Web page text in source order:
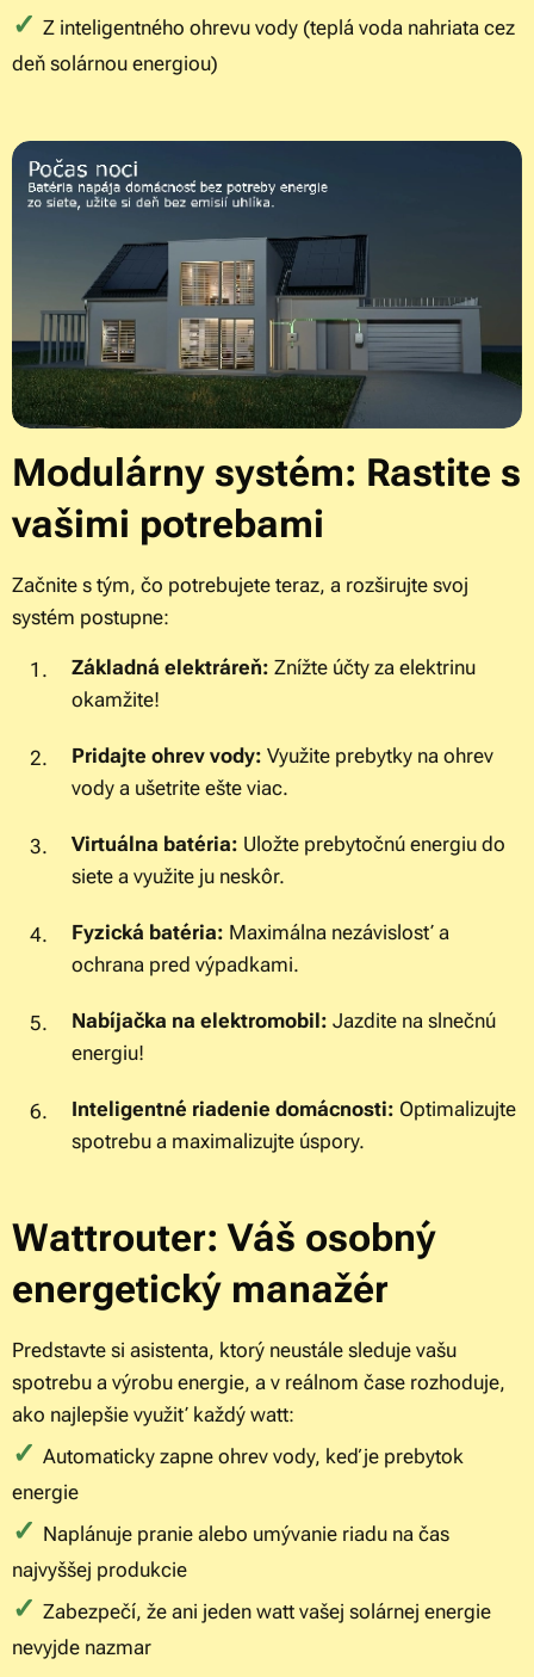
✓ Z inteligentného ohrevu vody (teplá voda nahriata cez
deň solárnou energiou)
Modulárny systém: Rastite s
vašimi potrebami
Začnite s tým, čo potrebujete teraz, a rozširujte svoj
systém postupne:
Základná elektráreň: Znížte účty za elektrinu
okamžite!
Pridajte ohrev vody: Využite prebytky na ohrev
vody a ušetrite ešte viac.
Virtuálna batéria: Uložte prebytočnú energiu do
siete a využite ju neskôr.
Fyzická batéria: Maximálna nezávislosť a
ochrana pred výpadkami.
Nabíjačka na elektromobil: Jazdite na slnečnú
energiu!
Inteligentné riadenie domácnosti: Optimalizujte
spotrebu a maximalizujte úspory.
Wattrouter: Váš osobný
energetický manažér
Predstavte si asistenta, ktorý neustále sleduje vašu
spotrebu a výrobu energie, a v reálnom čase rozhoduje,
ako najlepšie využiť každý watt:
✓ Automaticky zapne ohrev vody, keď je prebytok
energie
✓ Naplánuje pranie alebo umývanie riadu na čas
najvyššej produkcie
✓ Zabezpečí, že ani jeden watt vašej solárnej energie
nevyjde nazmar